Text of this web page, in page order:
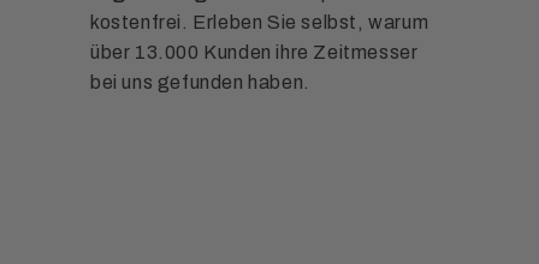
kostenfrei. Erleben Sie selbst, warum
über 13.000 Kunden ihre Zeitmesser
bei uns gefunden haben.